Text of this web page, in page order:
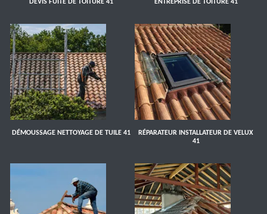
DEVIS FUITE DE TOITURE 41 ENTREPRISE DE TOITURE 41
DÉMOUSSAGE NETTOYAGE DE TUILE 41
RÉPARATEUR INSTALLATEUR DE VELUX
41